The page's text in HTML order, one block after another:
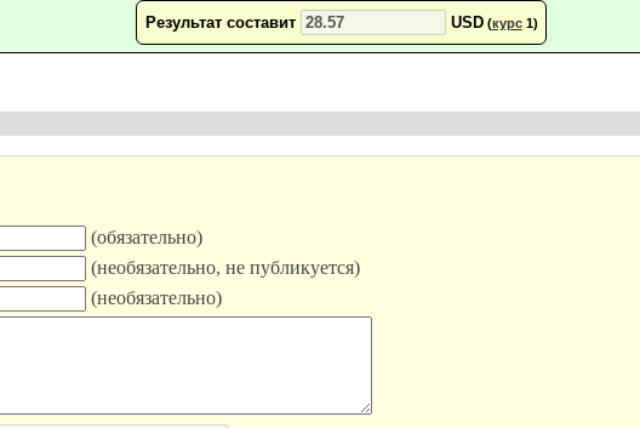
Результат составит USD(курс1)
(обязательно)
(необязательно, не публикуется)
(необязательно)